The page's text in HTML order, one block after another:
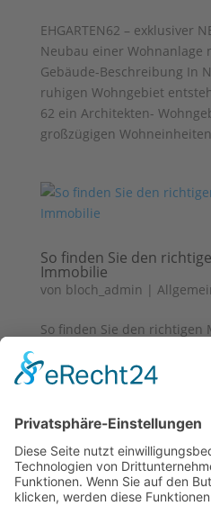
EHGARTEN62 – exklusiver
Neubau einer Wohnanlage
Gebäude-Beschreibung In
ruhigen Wohngebiet
62 ein Architekten-
großzügigen
So finden Sie den
Immobilie
von bloch_admin |
So finden Sie den
sollten Immobilienmakler
immer die...
Kategorien